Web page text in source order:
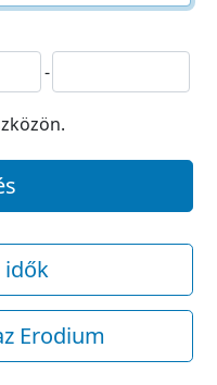
-
idők
Erodium